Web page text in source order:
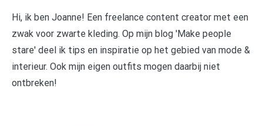
Hi, ik ben Joanne! Een freelance content creator met een
zwak voor zwarte kleding. Op mijn blog 'Make people
stare' deel ik tips en inspiratie op het gebied van mode &
interieur. Ook mijn eigen outfits mogen daarbij niet
ontbreken!